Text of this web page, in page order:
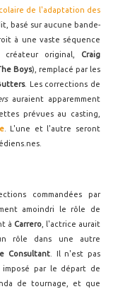
de l'adaptation des
basé sur aucune bande-
à une vaste séquence
original, Craig
Boys), remplacé par les
. Les corrections de
auraient apparemment
prévues au casting,
. L'une et l'autre seront
commandées par
amoindri le rôle de
à Carrero, l'actrice aurait
rôle dans une autre
Consultant. Il n'est pas
par le départ de
de tournage, et que